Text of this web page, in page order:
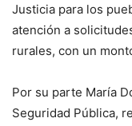
Justicia para los
atención a
rurales, con un
Por su parte María
Seguridad Pública,